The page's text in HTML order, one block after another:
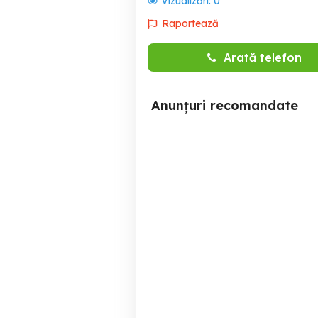
Raportează
Arată telefon
Anunțuri recomandate